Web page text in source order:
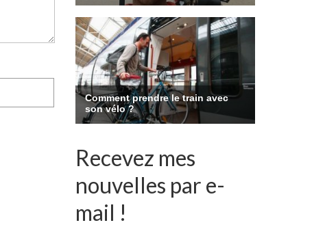
Recevez mes
nouvelles par e-
mail !